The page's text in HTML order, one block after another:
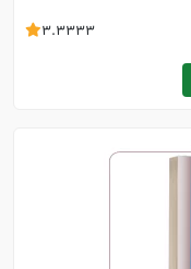
3.3333